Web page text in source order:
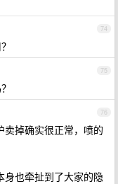
74
75
76
卖掉确实很正常，喷的
身也牵扯到了大家的隐